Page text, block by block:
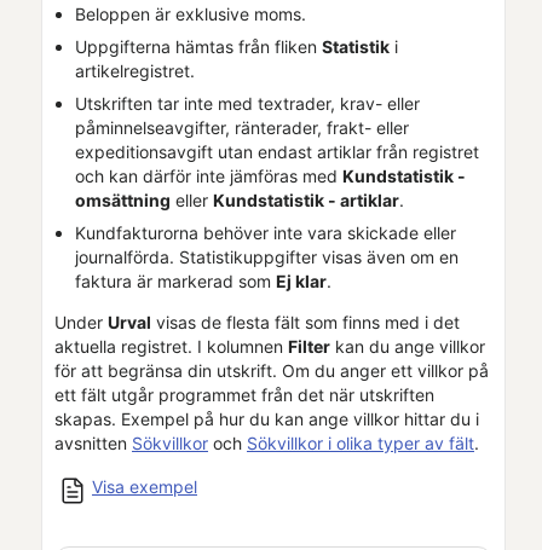
Beloppen är exklusive moms.
Uppgifterna hämtas från fliken Statistik i
artikelregistret.
Utskriften tar inte med textrader, krav- eller
påminnelseavgifter, ränterader, frakt- eller
expeditionsavgift utan endast artiklar från registret
och kan därför inte jämföras med Kundstatistik -
omsättning eller Kundstatistik - artiklar.
Kundfakturorna behöver inte vara skickade eller
journalförda. Statistikuppgifter visas även om en
faktura är markerad som Ej klar.
Under Urval visas de flesta fält som finns med i det
aktuella registret. I kolumnen Filter kan du ange villkor
för att begränsa din utskrift. Om du anger ett villkor på
ett fält utgår programmet från det när utskriften
skapas. Exempel på hur du kan ange villkor hittar du i
avsnitten Sökvillkor och Sökvillkor i olika typer av fält.
Visa exempel